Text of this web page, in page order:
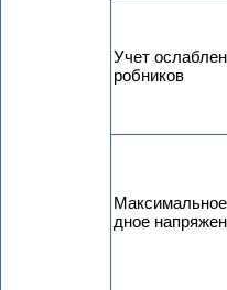
Учет
робников
дное